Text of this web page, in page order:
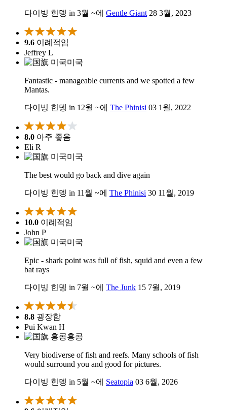
다이빙 힌뎅 in 3월 ~에 Gentle Giant 28 3월, 2023
9.6 이례적임
Jeffrey L
미국
Fantastic - manageable currents and we spotted a few
Mantas.
다이빙 힌뎅 in 12월 ~에 The Phinisi 03 1월, 2022
8.0 아주 좋음
Eli R
미국
The best would go back and dive again
다이빙 힌뎅 in 11월 ~에 The Phinisi 30 11월, 2019
10.0 이례적임
John P
미국
Epic - shark point was full of fish, squid and even a few
bat rays
다이빙 힌뎅 in 7월 ~에 The Junk 15 7월, 2019
8.8 굉장함
Pui Kwan H
홍콩
Very biodiverse of fish and reefs. Many schools of fish
would surround you and good for pictures.
다이빙 힌뎅 in 5월 ~에 Seatopia 03 6월, 2026